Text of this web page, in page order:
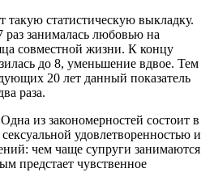
статистическую выкладку.
раз занималась любовью на
совместной жизни. К концу
до 8, уменьшение вдвое. Тем
20 лет данный показатель
раза.
из закономерностей состоит в
удовлетворенностью и
чем чаще супруги занимаются
предстает чувственное